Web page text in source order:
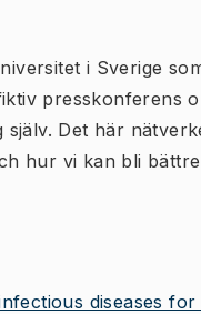
i Sverige
presskonferens
Det här
hur vi kan bli
diseases for